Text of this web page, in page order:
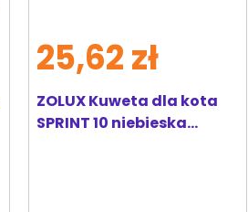
ZOLUX Kuweta dla kota
SPRINT 10 niebieska
25,62 zł